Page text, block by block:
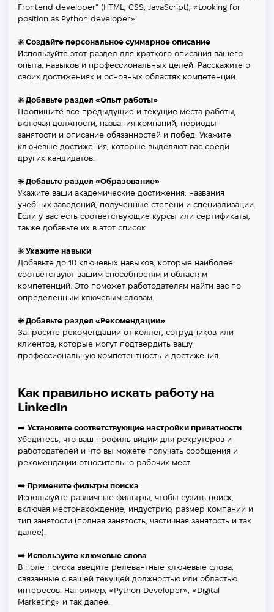
Frontend developer” (HTML, CSS, JavaScript), «Looking for
position as Python developer».
❇️ Создайте персональное суммарное описание
Используйте этот раздел для краткого описания вашего
опыта, навыков и профессиональных целей. Расскажите о
своих достижениях и основных областях компетенций.
❇️ Добавьте раздел «Опыт работы»
Пропишите все предыдущие и текущие места работы,
включая должности, названия компаний, периоды
занятости и описание обязанностей и побед. Укажите
ключевые достижения, которые выделяют вас среди
других кандидатов.
❇️ Добавьте раздел «Образование»
Укажите ваши академические достижения: названия
учебных заведений, полученные степени и специализации.
Если у вас есть соответствующие курсы или сертификаты,
также добавьте их в этот список.
❇️ Укажите навыки
Добавьте до 10 ключевых навыков, которые наиболее
соответствуют вашим способностям и областям
компетенций. Это поможет работодателям найти вас по
определенным ключевым словам.
❇️ Добавьте раздел «Рекомендации»
Запросите рекомендации от коллег, сотрудников или
клиентов, которые могут подтвердить вашу
профессиональную компетентность и достижения.
Как правильно искать работу на
LinkedIn
➡️ Установите соответствующие настройки приватности
Убедитесь, что ваш профиль видим для рекрутеров и
работодателей и что вы можете получать сообщения и
рекомендации относительно рабочих мест.
➡️ Примените фильтры поиска
Используйте различные фильтры, чтобы сузить поиск,
включая местонахождение, индустрию, размер компании и
тип занятости (полная занятость, частичная занятость и так
далее).
➡️ Используйте ключевые слова
В поле поиска введите релевантные ключевые слова,
связанные с вашей текущей должностью или областью
интересов. Например, «Python Developer», «Digital
Marketing» и так далее.